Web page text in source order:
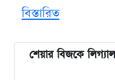
বিস্তারিত
শেয়ার বিজকে